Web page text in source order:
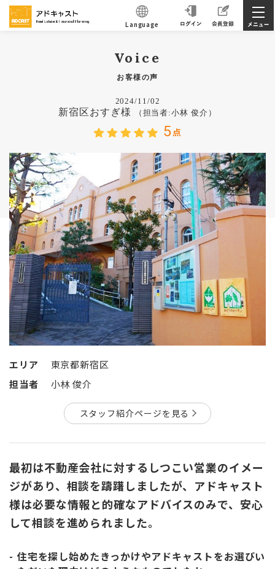
Language
Voice
お客様の声
2024/11/02
新宿区おすぎ様 （担当者:小林 俊介）
5点
エリア
東京都新宿区
担当者
小林 俊介
スタッフ紹介ページを見る
最初は不動産会社に対するしつこい営業のイメー
ジがあり、相談を躊躇しましたが、アドキャスト
様は必要な情報と的確なアドバイスのみで、安心
して相談を進められました。
住宅を探し始めたきっかけやアドキャストをお選びい